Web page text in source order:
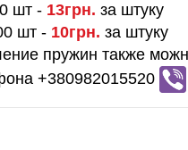
шт - 13грн. за штуку
шт - 10грн. за штуку
пружин также
+380982015520